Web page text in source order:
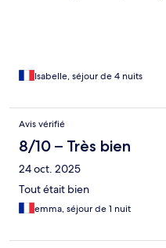
l'offre de restauration est
Isabelle, séjour de 4 nuits
Avis vérifié
8/10 – Très bien
24 oct. 2025
Tout était bien
emma, séjour de 1 nuit